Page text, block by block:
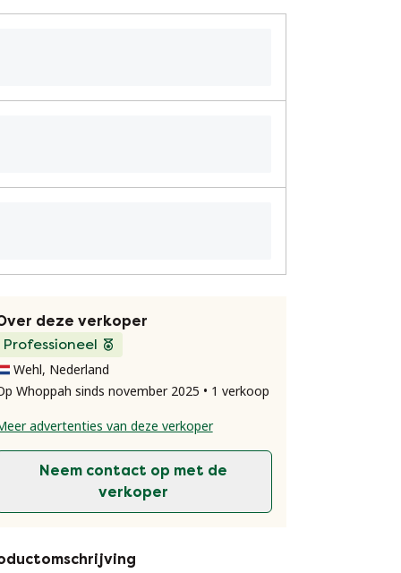
deze verkoper
Professioneel
Wehl, Nederland
Whoppah sinds november 2025 • 1 verkoop
advertenties van deze verkoper
Neem contact op met de
verkoper